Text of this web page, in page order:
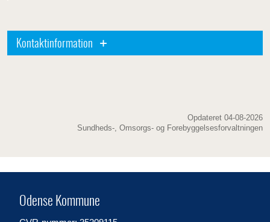
Kontaktinformation
Opdateret 04-08-2026
Sundheds-, Omsorgs- og Forebyggelsesforvaltningen
Odense Kommune